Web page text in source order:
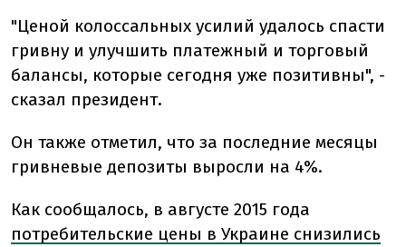
"Ценой колоссальных усилий удалось спасти
гривну и улучшить платежный и торговый
балансы, которые сегодня уже позитивны", -
сказал президент.
Он также отметил, что за последние месяцы
гривневые депозиты выросли на 4%.
Как сообщалось, в августе 2015 года
потребительские цены в Украине снизились